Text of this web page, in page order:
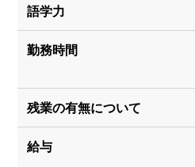
語学力
勤務時間
残業の有無について
給与